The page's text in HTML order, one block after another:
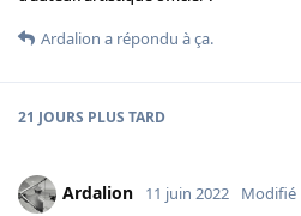
Ardalion a répondu à ça.
21 JOURS PLUS TARD
Ardalion 11 juin 2022 Modifié